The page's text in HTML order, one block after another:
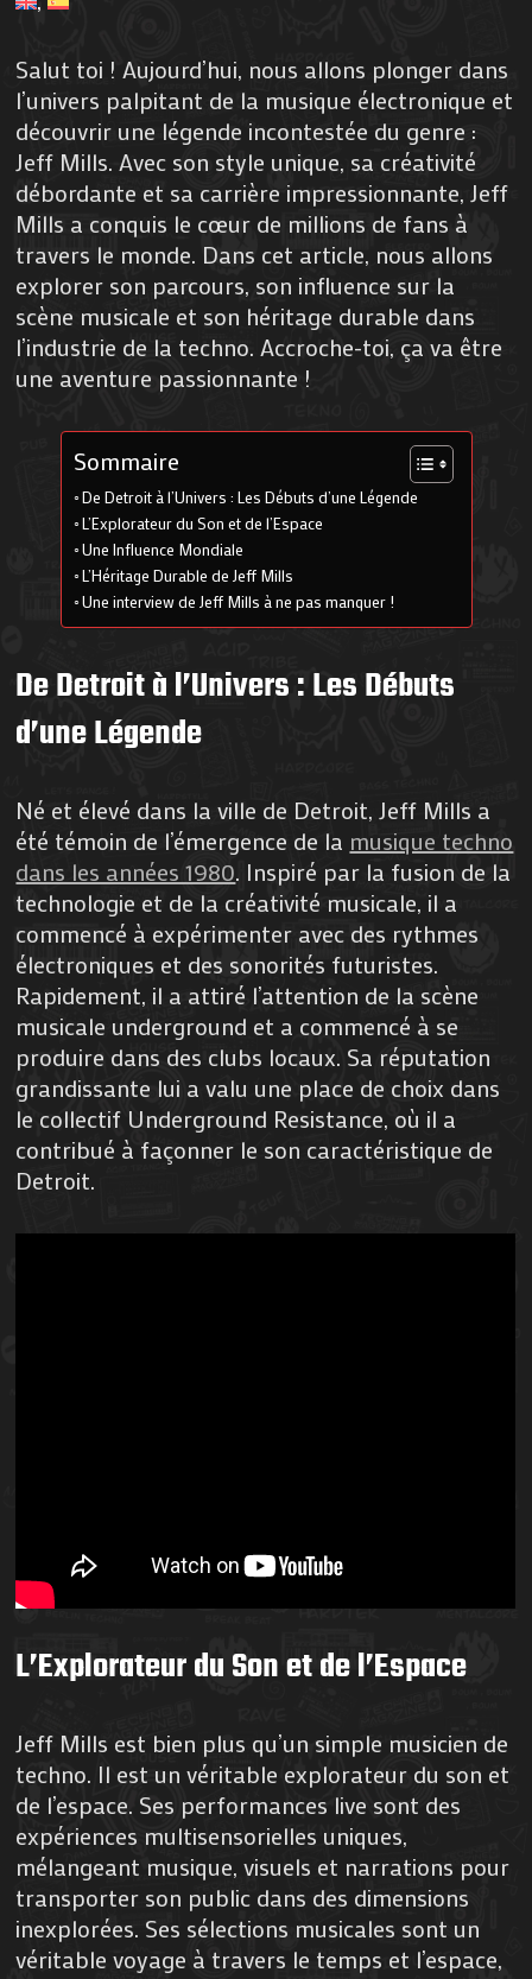
Salut toi ! Aujourd’hui, nous allons plonger dans
l’univers palpitant de la musique électronique et
découvrir une légende incontestée du genre :
Jeff Mills. Avec son style unique, sa créativité
débordante et sa carrière impressionnante, Jeff
Mills a conquis le cœur de millions de fans à
travers le monde. Dans cet article, nous allons
explorer son parcours, son influence sur la
scène musicale et son héritage durable dans
l’industrie de la techno. Accroche-toi, ça va être
une aventure passionnante !
Sommaire
De Detroit à l’Univers : Les Débuts d’une Légende
L’Explorateur du Son et de l’Espace
Une Influence Mondiale
L’Héritage Durable de Jeff Mills
Une interview de Jeff Mills à ne pas manquer !
De Detroit à l’Univers : Les Débuts
d’une Légende
Né et élevé dans la ville de Detroit, Jeff Mills a
été témoin de l’émergence de la musique techno
dans les années 1980. Inspiré par la fusion de la
technologie et de la créativité musicale, il a
commencé à expérimenter avec des rythmes
électroniques et des sonorités futuristes.
Rapidement, il a attiré l’attention de la scène
musicale underground et a commencé à se
produire dans des clubs locaux. Sa réputation
grandissante lui a valu une place de choix dans
le collectif Underground Resistance, où il a
contribué à façonner le son caractéristique de
Detroit.
L’Explorateur du Son et de l’Espace
Jeff Mills est bien plus qu’un simple musicien de
techno. Il est un véritable explorateur du son et
de l’espace. Ses performances live sont des
expériences multisensorielles uniques,
mélangeant musique, visuels et narrations pour
transporter son public dans des dimensions
inexplorées. Ses sélections musicales sont un
véritable voyage à travers le temps et l’espace,